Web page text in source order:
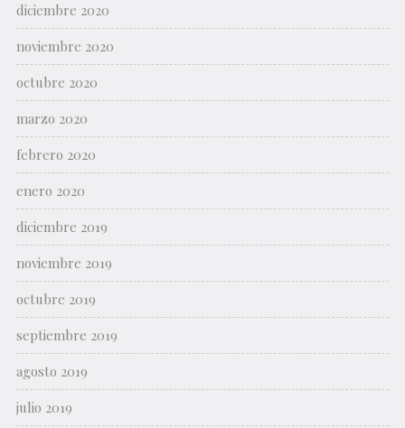
diciembre 2020
noviembre 2020
octubre 2020
marzo 2020
febrero 2020
enero 2020
diciembre 2019
noviembre 2019
octubre 2019
septiembre 2019
agosto 2019
julio 2019